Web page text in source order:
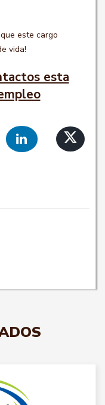
este cargo
vida!
esta